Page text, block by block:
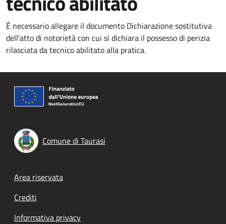
È necessario allegare il documento Dichiarazione sostitutiva
dell'atto di notorietà con cui si dichiara il possesso di perizia
rilasciata da tecnico abilitato alla pratica.
Comune di Taurasi
Footer menu
Area riservata
Crediti
Informativa privacy